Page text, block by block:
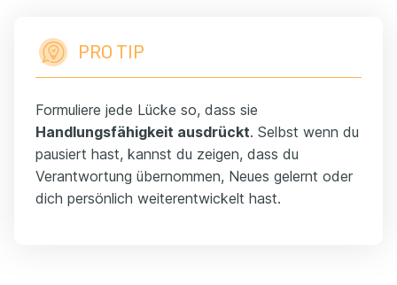
PRO TIP
Formuliere jede Lücke so, dass sie
Handlungsfähigkeit ausdrückt. Selbst wenn du
pausiert hast, kannst du zeigen, dass du
Verantwortung übernommen, Neues gelernt oder
dich persönlich weiterentwickelt hast.